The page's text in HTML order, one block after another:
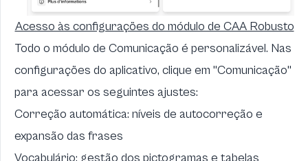
Acesso às configurações do módulo de CAA Robusto
Todo o módulo de Comunicação é personalizável. Nas
configurações do aplicativo, clique em "Comunicação"
para acessar os seguintes ajustes:
Correção automática: níveis de autocorreção e
expansão das frases
Vocabulário: gestão dos pictogramas e tabelas